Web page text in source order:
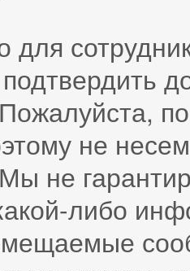
для
не
не
либо